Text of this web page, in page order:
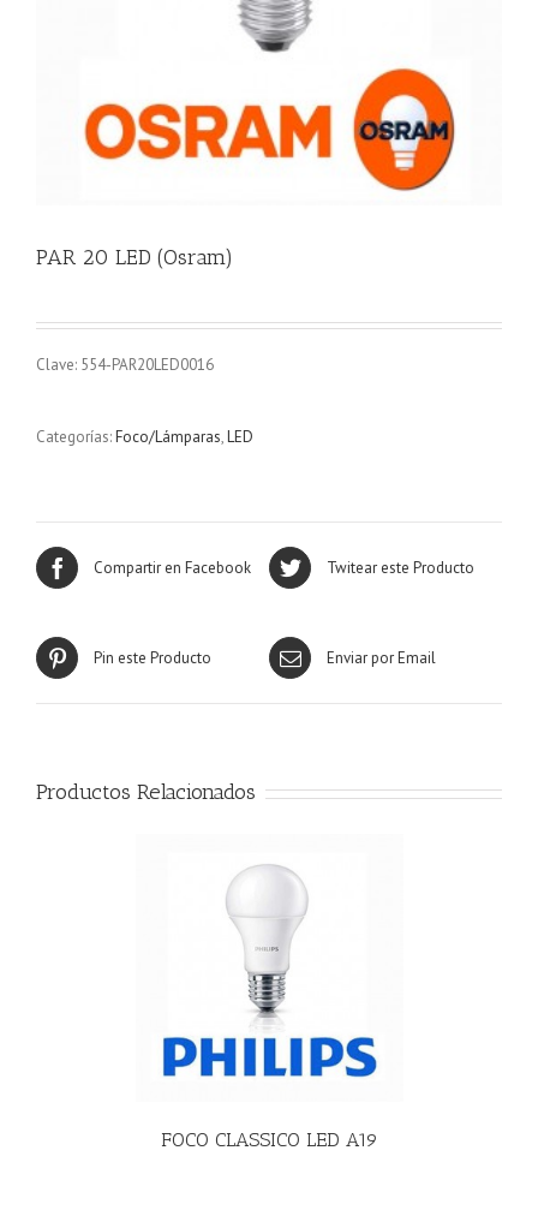
PAR 20 LED (Osram)
Clave: 554-PAR20LED0016
Categorías:Foco/Lámparas,LED
Compartir en Facebook Twitear este Producto
Pin este Producto Enviar por Email
Productos Relacionados
FOCO CLASSICO LED A19